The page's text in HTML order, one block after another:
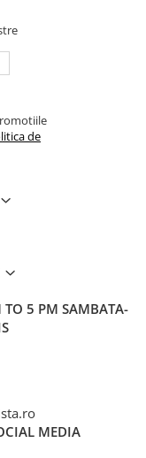
de
5 PM SAMBATA-
MEDIA